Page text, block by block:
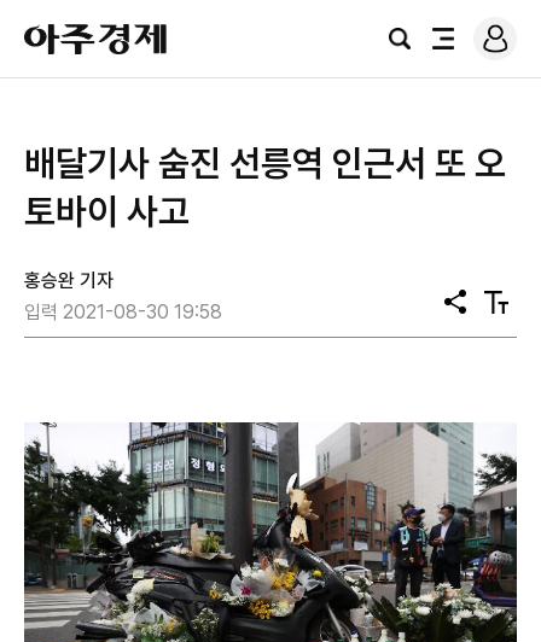
아
주
경
검
전
로
그
배달기사 숨진 선릉역 인근서 또 오
토바이 사고
홍승완 기자
입력 2021-08-30 19:58
공
유
텍
스